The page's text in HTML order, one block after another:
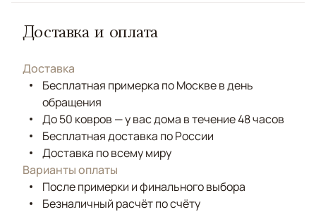
Доставка и оплата
Доставка
Бесплатная примерка по Москве в день
обращения
До 50 ковров — у вас дома в течение 48 часов
Бесплатная доставка по России
Доставка по всему миру
Варианты оплаты
После примерки и финального выбора
Безналичный расчёт по счёту